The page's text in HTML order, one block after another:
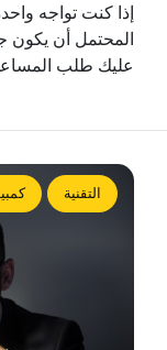
إذا كنت تواجه
المحتمل أن يكون
عليك طلب
التقنية